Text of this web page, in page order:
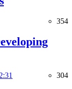
354
304